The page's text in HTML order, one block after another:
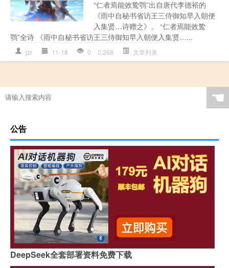
“仁者焉能效鸷鹗”出自唐代李德裕的
《雨中自秘书省访王三侍御知早入朝便
入集贤…诗赠之》。 “仁者焉能效鸷
鹗”全诗 《雨中自秘书省访王三侍御知早入朝便入集贤…...
jzr 11-18 0 268 文章列表
☚
公告
DeepSeek全套部署资料免费下载